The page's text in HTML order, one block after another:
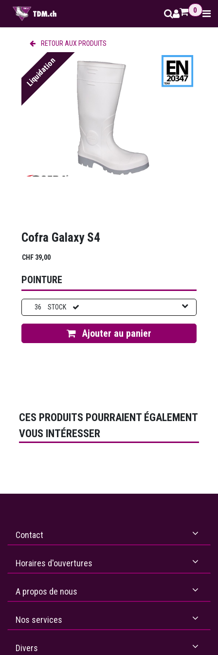
0
RETOUR AUX PRODUITS
Liquidation
Cofra Galaxy S4
CHF 39,00
POINTURE
36 STOCK
Ajouter au panier
CES PRODUITS POURRAIENT ÉGALEMENT
VOUS INTÉRESSER
Contact
Horaires d'ouvertures
A propos de nous
Nos services
Divers